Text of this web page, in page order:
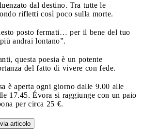
dal destino. Tra tutte le
rifletti così poco sulla morte.
posto fermati… per il bene del tuo
andrai lontano”.
questa poesia è un potente
del fatto di vivere con fede.
è aperta ogni giorno dalle 9.00 alle
17.45. Évora si raggiunge con un paio
per circa 25 €.
articolo